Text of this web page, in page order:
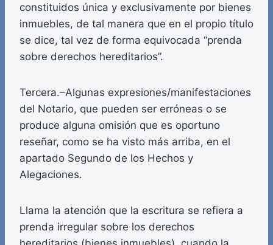
constituidos única y exclusivamente por bienes
inmuebles, de tal manera que en el propio título
se dice, tal vez de forma equivocada “prenda
sobre derechos hereditarios”.
Tercera.–Algunas expresiones/manifestaciones
del Notario, que pueden ser erróneas o se
produce alguna omisión que es oportuno
reseñar, como se ha visto más arriba, en el
apartado Segundo de los Hechos y
Alegaciones.
Llama la atención que la escritura se refiera a
prenda irregular sobre los derechos